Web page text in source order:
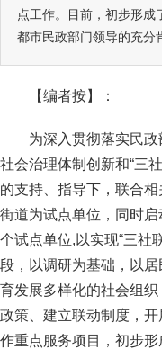
点工作。目前，初步形成
都市民政部门领导的充分
【编者按】：
为深入贯彻落实民
社会治理体制创新和“三
的支持、指导下，联合
街道为试点单位，同时启
个试点单位,以实现“三社
段，以调研为基础，以
育发展多样化的社会组
政策、建立联动制度，
作重点服务项目，初步